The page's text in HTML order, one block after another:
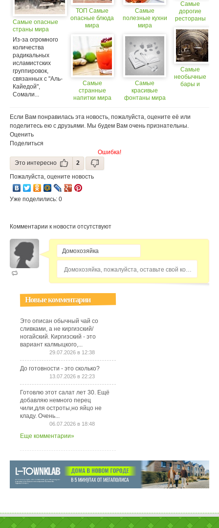
Самые опасные
страны мира
Из-за огромного
количества
радикальных
исламистских
группировок,
связанных с "Аль-
Кайедой",
Сомали...
ТОП Самые
опасные блюда
мира
Самые
странные
напитки мира
Самые
полезные кухни
мира
Самые
красивые
фонтаны мира
Самые
дорогие
рестораны
Самые
необычные
бары и
Если Вам понравилась эта новость, пожалуйста, оцените её или
поделитесь ею с друзьями. Мы будем Вам очень признательны.
Оценить
Поделиться
Ошибка!
Это интересно
2
Пожалуйста, оцените новость
Уже поделились: 0
Комментарии к новости отсутствуют
Домохозяйка, пожалуйста, оставьте свой комментарий...
Новые комментарии
Это описан обычный чай со
сливками, а не киргизский/
ногайский. Киргизский - это
вариант калмыцкого,...
29.07.2026 в 12:38
До готовности - это сколько?
13.07.2026 в 22:23
Готовлю этот салат лет 30. Ещё
добавляю немного перец
чили,для остроты,но яйцо не
кладу. Очень...
06.07.2026 в 18:48
Еще комментарии»